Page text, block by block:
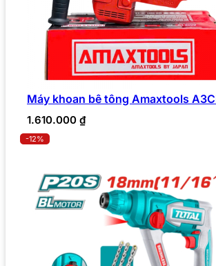
Máy khoan bê tông Amaxtools
1.610.000 ₫
-12%